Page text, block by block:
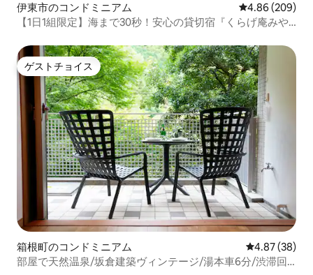
伊東市のコンドミニアム レビュー209
4.86 (209)
【1日1組限定】海まで30秒！安心の貸切宿『くらげ庵みや
ゲストチョイス
ゲストチョイス
箱根町のコンドミニアム レビュー38
4.87 (38)
部屋で天然温泉/坂倉建築ヴィンテージ/湯本車6分/渋滞回